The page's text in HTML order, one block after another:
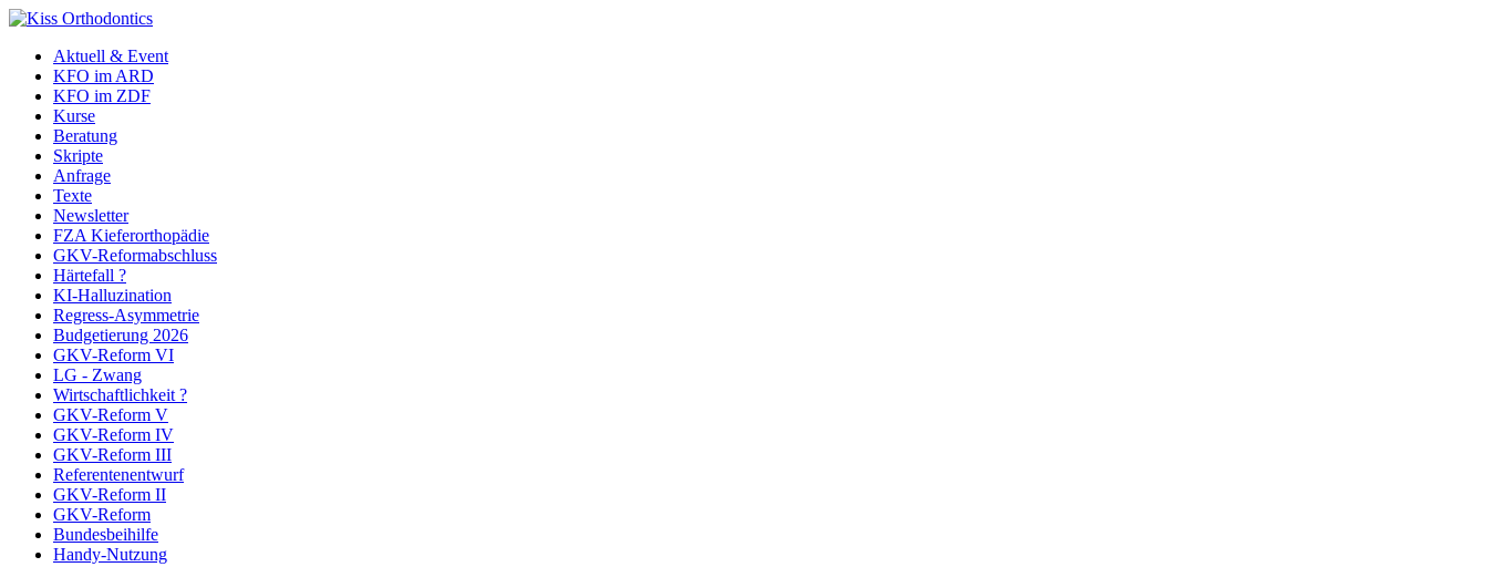
Aktuell & Event
KFO im ARD
KFO im ZDF
Kurse
Beratung
Skripte
Anfrage
Texte
Newsletter
FZA Kieferorthopädie
GKV-Reformabschluss
Härtefall ?
KI-Halluzination
Regress-Asymmetrie
Budgetierung 2026
GKV-Reform VI
LG - Zwang
Wirtschaftlichkeit ?
GKV-Reform V
GKV-Reform IV
GKV-Reform III
Referentenentwurf
GKV-Reform II
GKV-Reform
Bundesbeihilfe
Handy-Nutzung